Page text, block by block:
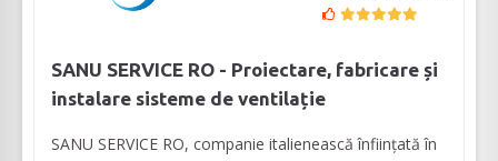
SANU SERVICE RO - Proiectare, fabricare și
instalare sisteme de ventilație
SANU SERVICE RO, companie italienească înființată în